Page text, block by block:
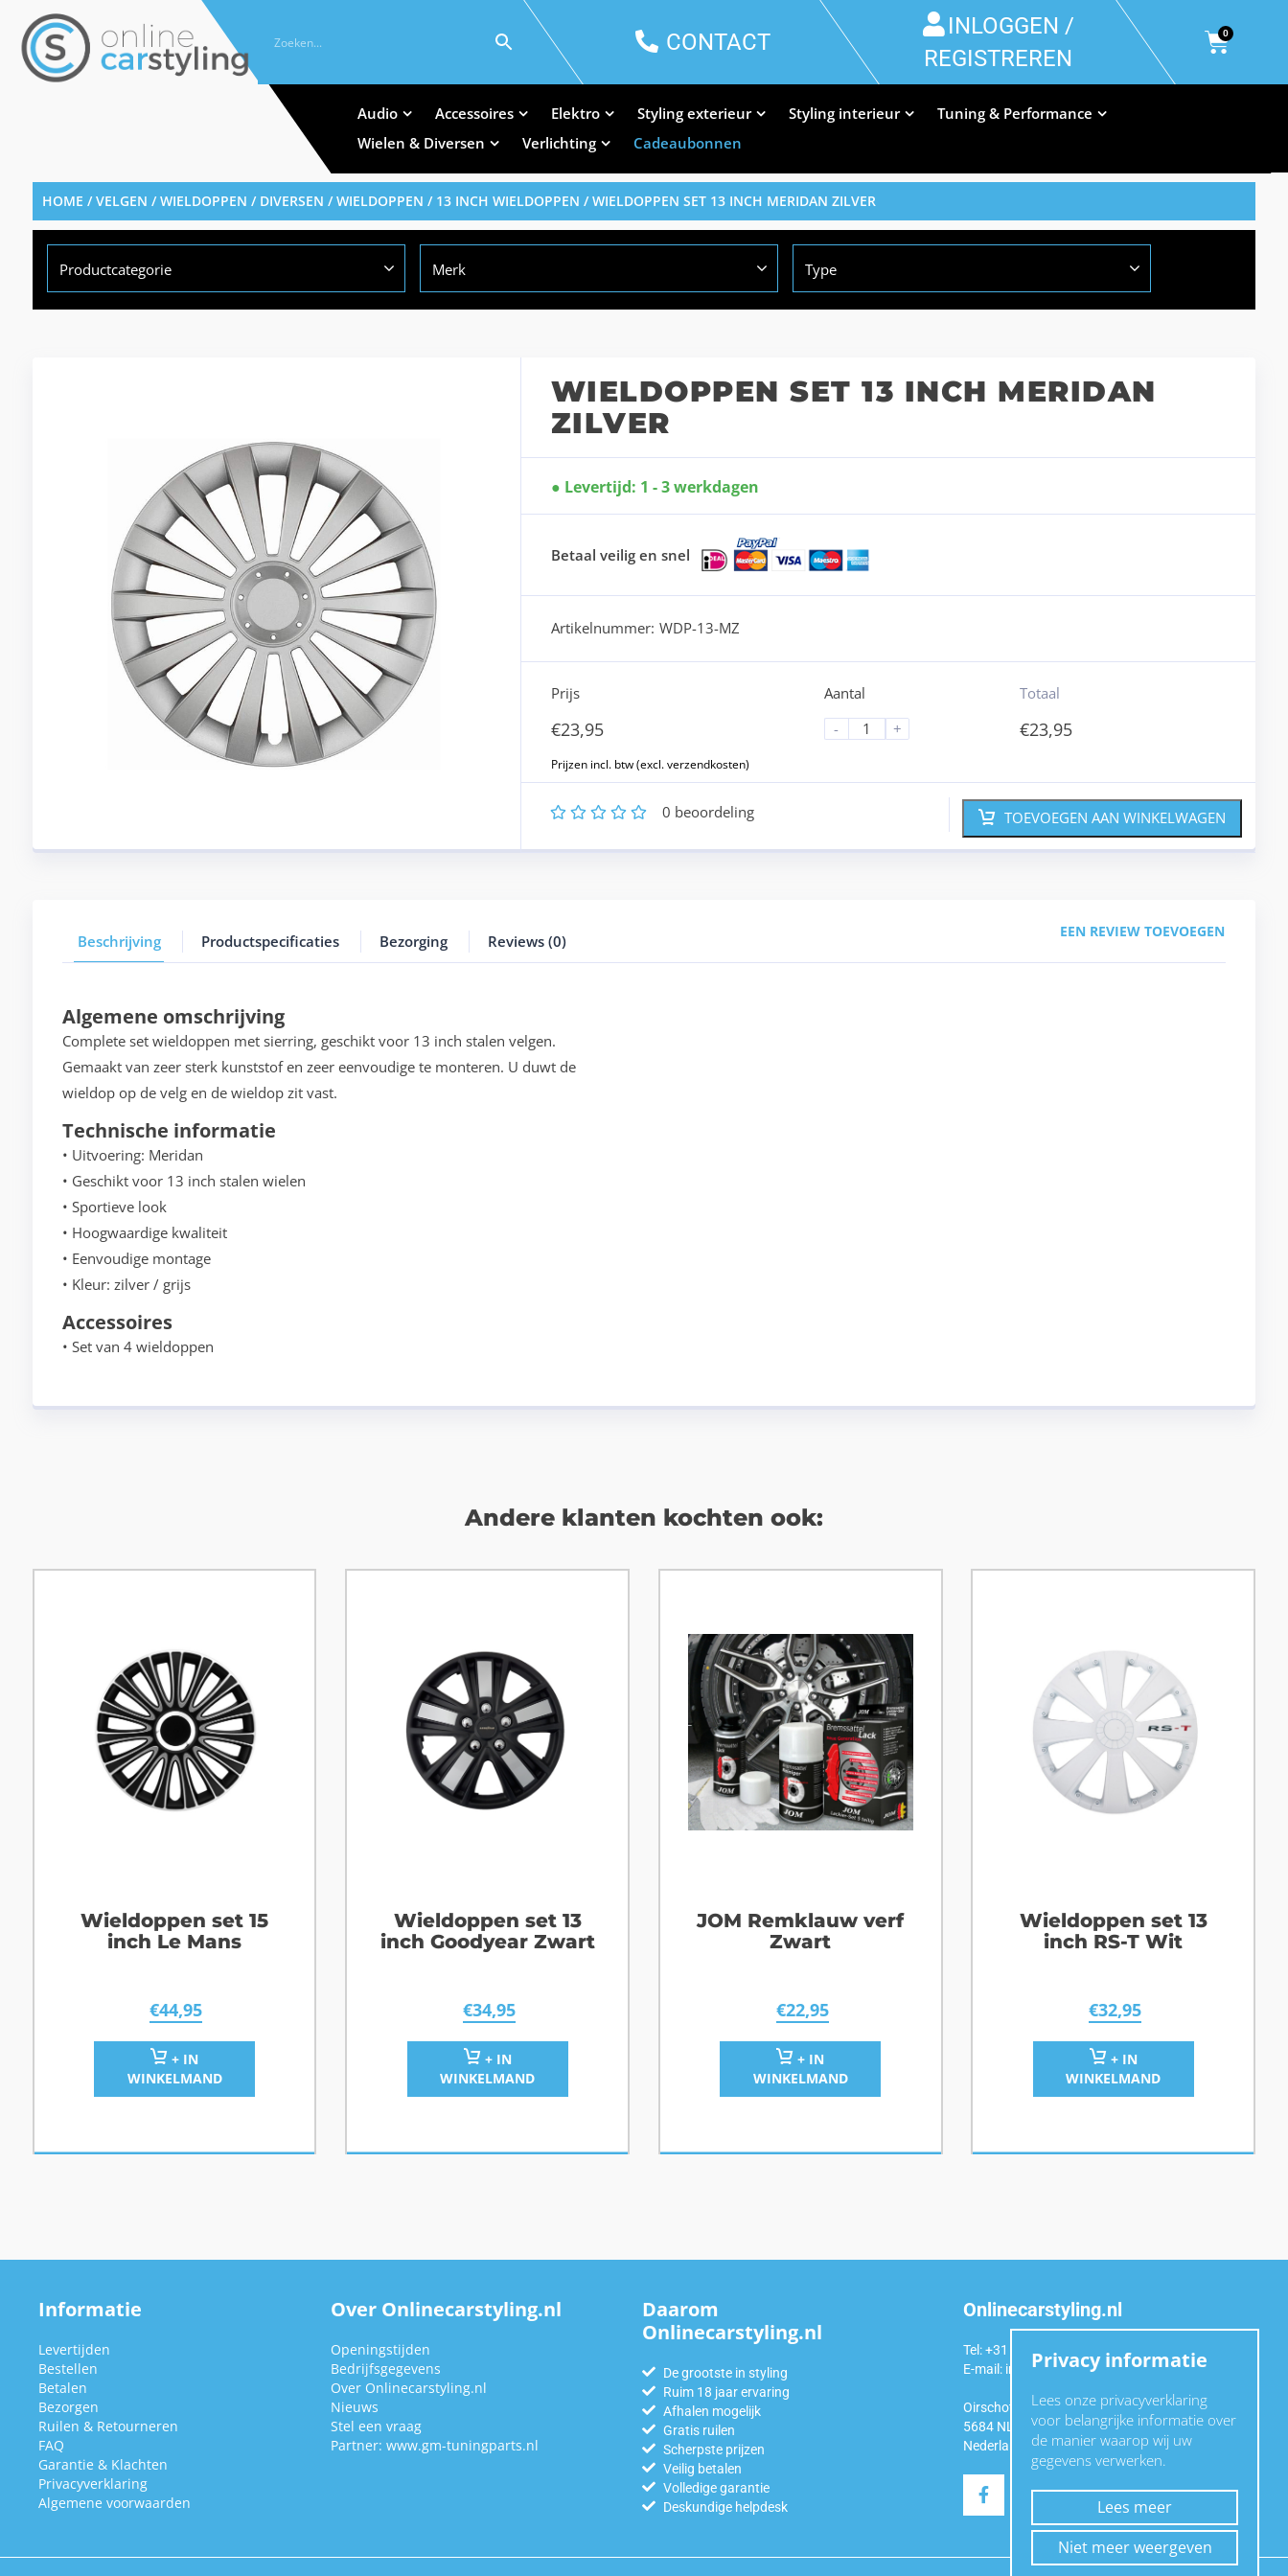
CONTACT
INLOGGEN /
REGISTREREN
0
Audio Accessoires Elektro Styling exterieur Styling interieur
Tuning & Performance
Wielen & Diversen
Verlichting Cadeaubonnen
HOME /VELGEN / WIELDOPPEN / DIVERSEN /WIELDOPPEN / 13 INCH WIELDOPPEN / WIELDOPPEN SET 13 INCH MERIDAN ZILVER
Productcategorie Merk Type
WIELDOPPEN SET 13 INCH MERIDAN
ZILVER
Levertijd: 1 - 3 werkdagen
Betaal veilig en snel
Artikelnummer: WDP-13-MZ
Prijs
€23,95
Aantal
-
+
Totaal
€23,95
5
4
3
2 0 beoordeling TOEVOEGEN AAN WINKELWAGEN
Beschrijving Productspecificaties Bezorging Reviews (0)
EEN REVIEW TOEVOEGEN
Algemene omschrijving
Complete set wieldoppen met sierring, geschikt voor 13 inch stalen velgen.
Gemaakt van zeer sterk kunststof en zeer eenvoudige te monteren. U duwt de
wieldop op de velg en de wieldop zit vast.
Technische informatie
• Uitvoering: Meridan
• Geschikt voor 13 inch stalen wielen
• Sportieve look
• Hoogwaardige kwaliteit
• Eenvoudige montage
• Kleur: zilver / grijs
Accessoires
• Set van 4 wieldoppen
Andere klanten kochten ook:
Wieldoppen set 15
inch Le Mans
€44,95
+ IN
WINKELMAND
Wieldoppen set 13
inch Goodyear Zwart
€34,95
+ IN
WINKELMAND
JOM Remklauw verf
Zwart
€22,95
+ IN
WINKELMAND
Wieldoppen set 13
inch RS-T Wit
€32,95
+ IN
WINKELMAND
Informatie
Levertijden
Bestellen
Betalen
Bezorgen
Ruilen & Retourneren
FAQ
Garantie & Klachten
Privacyverklaring
Algemene voorwaarden
Over Onlinecarstyling.nl
Openingstijden
Bedrijfsgegevens
Over Onlinecarstyling.nl
Nieuws
Stel een vraag
Partner: www.gm-tuningparts.nl
Daarom
Onlinecarstyling.nl
De grootste in styling
Ruim 18 jaar ervaring
Afhalen mogelijk
Gratis ruilen
Scherpste prijzen
Veilig betalen
Volledige garantie
Deskundige helpdesk
Onlinecarstyling.nl
Tel: +31 (0)6 54 98 49 99
E-mail: info@onlinecarstyling.nl
Oirschotseweg 92a
5684 NL Best
Nederland
Privacy informatie
Lees onze privacyverklaring
voor belangrijke informatie over
de manier waarop wij uw
gegevens verwerken.
Lees meer
Niet meer weergeven